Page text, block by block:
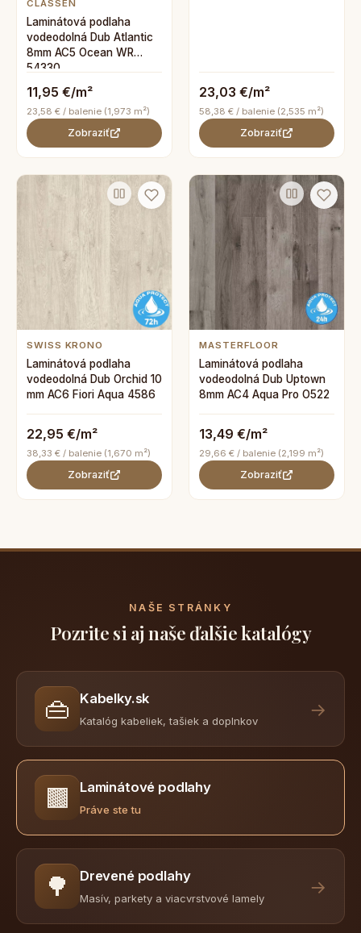
CLASSEN
Laminátová podlaha
vodeodolná Dub Atlantic
8mm AC5 Ocean WR
54330
11,95 €/m²
23,58 € / balenie (1,973 m²)
Zobraziť
23,03 €/m²
58,38 € / balenie (2,535 m²)
Zobraziť
SWISS KRONO
Laminátová podlaha
vodeodolná Dub Orchid 10
mm AC6 Fiori Aqua 4586
22,95 €/m²
38,33 € / balenie (1,670 m²)
Zobraziť
MASTERFLOOR
Laminátová podlaha
vodeodolná Dub Uptown
8mm AC4 Aqua Pro O522
13,49 €/m²
29,66 € / balenie (2,199 m²)
Zobraziť
NAŠE STRÁNKY
Pozrite si aj naše ďalšie katalógy
👜 Kabelky.sk
Katalóg kabeliek, tašiek a doplnkov
→
🟫 Laminátové podlahy
Práve ste tu
🌳 Drevené podlahy
Masív, parkety a viacvrstvové lamely
→